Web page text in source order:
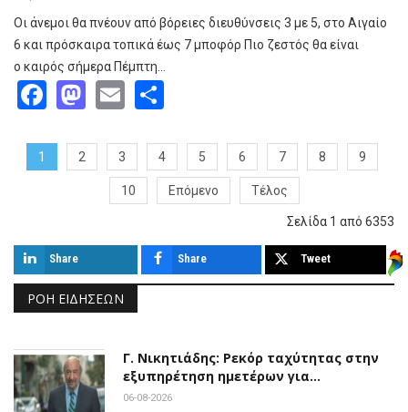
Οι άνεμοι θα πνέουν από βόρειες διευθύνσεις 3 με 5, στο Αιγαίο
6 και πρόσκαιρα τοπικά έως 7 μποφόρ Πιο ζεστός θα είναι
ο καιρός σήμερα Πέμπτη…
Facebook
Mastodon
Email
1 2 3 4 5 6 7 8 9
10 Επόμενο Τέλος
Σελίδα 1 από 6353
Share Share Tweet
ΡΟΉ ΕΙΔΉΣΕΩΝ
Γ. Νικητιάδης: Ρεκόρ ταχύτητας στην
εξυπηρέτηση ημετέρων για…
06-08-2026